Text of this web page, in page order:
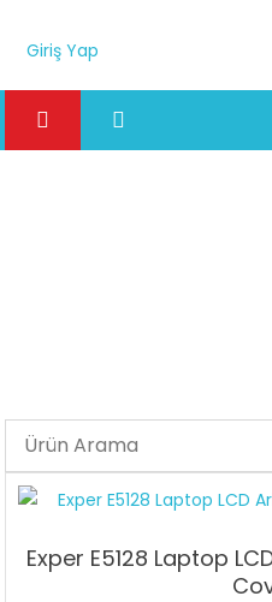
Giriş Yap
Exper E5128 Laptop